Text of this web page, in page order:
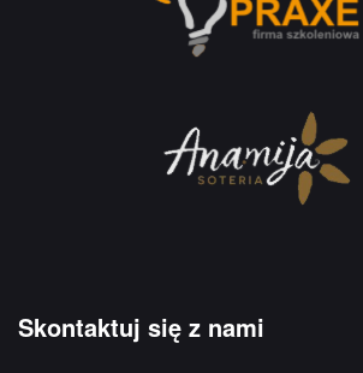
Skontaktuj się z nami